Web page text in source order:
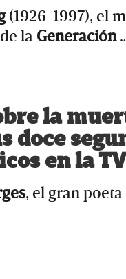
(1926-1997), el
la Generación
la
doce
en la TV
, el gran